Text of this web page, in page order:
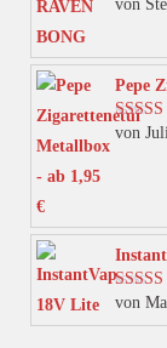
von
Pepe
von
von